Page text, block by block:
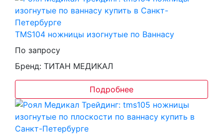
TMS104 ножницы изогнутые по Ваннасу
По запросу
Бренд: ТИТАН МЕДИКАЛ
Подробнее